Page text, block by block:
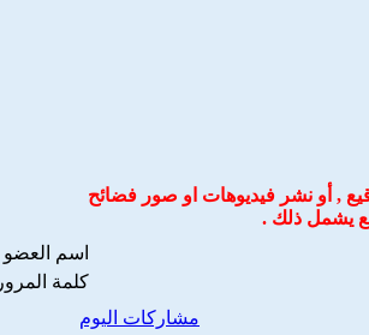
, أو نشر فيديوهات او صور فضائح
يشمل ذلك .
اسم العضو
كلمة المرور
مشاركات اليوم